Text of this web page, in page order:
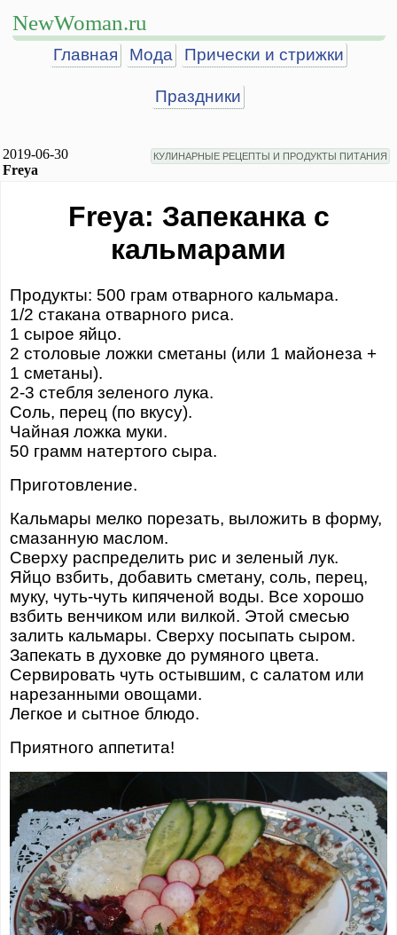
NewWoman.ru
Главная Мода Прически и стрижки
Праздники
2019-06-30
Freya
КУЛИНАРНЫЕ РЕЦЕПТЫ И ПРОДУКТЫ ПИТАНИЯ
Freya: Запеканка с
кальмарами
Продукты: 500 грам отварного кальмара.
1/2 стакана отварного риса.
1 сырое яйцо.
2 столовые ложки сметаны (или 1 майонеза +
1 сметаны).
2-3 стебля зеленого лука.
Соль, перец (по вкусу).
Чайная ложка муки.
50 грамм натертого сыра.
Приготовление.
Кальмары мелко порезать, выложить в форму,
смазанную маслом.
Сверху распределить рис и зеленый лук.
Яйцо взбить, добавить сметану, соль, перец,
муку, чуть-чуть кипяченой воды. Все хорошо
взбить венчиком или вилкой. Этой смесью
залить кальмары. Сверху посыпать сыром.
Запекать в духовке до румяного цвета.
Сервировать чуть остывшим, с салатом или
нарезанными овощами.
Легкое и сытное блюдо.
Приятного аппетита!